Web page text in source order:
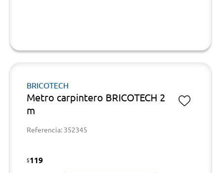
BRICOTECH
Metro carpintero BRICOTECH 2
m
Referencia: 352345
$119